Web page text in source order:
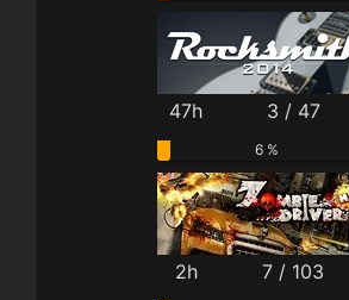
47h 3 / 47
6 %
2h 7 / 103